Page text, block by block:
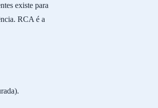
existe para
RCA é a